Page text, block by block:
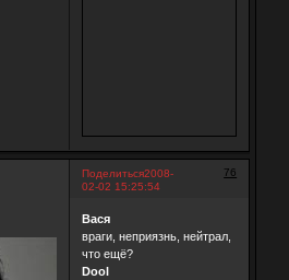
Поделиться 76
2008-
02-02 15:25:54
Вася
враги, неприязнь, нейтрал,
что ещё?
Dool